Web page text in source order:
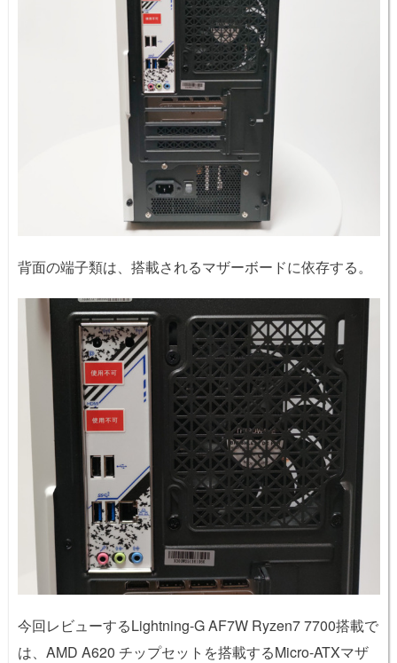
背面の端子類は、搭載されるマザーボードに依存する。
今回レビューするLightning-G AF7W Ryzen7 7700搭載で
は、AMD A620 チップセットを搭載するMicro-ATXマザ